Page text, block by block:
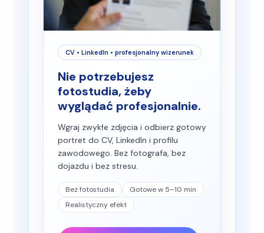
CV • LinkedIn • profesjonalny wizerunek
Nie potrzebujesz
fotostudia, żeby
wyglądać profesjonalnie.
Wgraj zwykłe zdjęcia i odbierz gotowy
portret do CV, LinkedIn i profilu
zawodowego. Bez fotografa, bez
dojazdu i bez stresu.
Bez fotostudia
Gotowe w 5–10 min
Realistyczny efekt